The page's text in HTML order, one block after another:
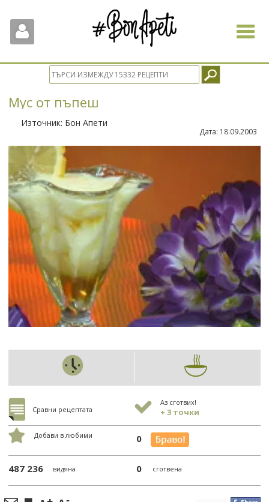
Toggle
Мус от пъпеш
Източник: Бон Апети
Дата: 18.09.2003
Сравни рецептата
Аз сготвих!
+ 3 точки
Добави в любими 0
487 236 видяна 0 сготвена